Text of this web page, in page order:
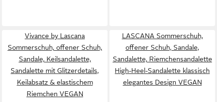
Vivance by Lascana
Sommerschuh, offener Schuh,
Sandale, Keilsandalette,
Sandalette mit Glitzerdetails,
Keilabsatz & elastischem
Riemchen VEGAN
LASCANA Sommerschuh,
offener Schuh, Sandale,
Sandalette, Riemchensandalette
High-Heel-Sandalette klassisch
elegantes Design VEGAN